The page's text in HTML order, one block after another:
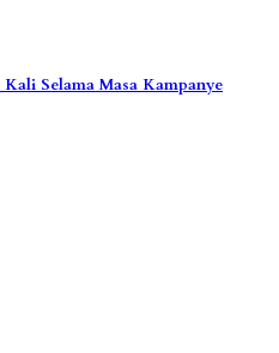
Selama Masa Kampanye